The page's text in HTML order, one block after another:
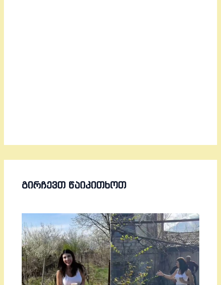
ᲒᲘᲠᲩᲔᲕᲗ ᲬᲐᲘᲙᲘᲗᲮᲝᲗ